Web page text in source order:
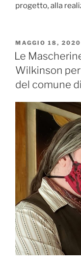
progetto, alla
PUBBLICATO
IL
MAGGIO 18, 2020
Le
Wilkinson
del comune